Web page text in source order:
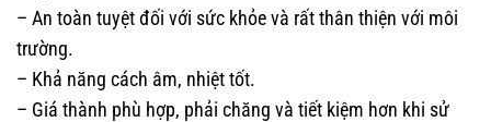
– An toàn tuyệt đối với sức khỏe và rất thân thiện với môi
trường.
– Khả năng cách âm, nhiệt tốt.
– Giá thành phù hợp, phải chăng và tiết kiệm hơn khi sử